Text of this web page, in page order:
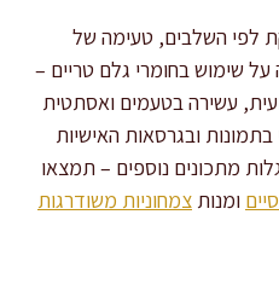
לפי השלבים, טעימה של
שימוש בחומרי גלם טריים –
עשירה בטעמים ואסתטית
ובגרסאות האישיות
מתכונים נוספים – תמצאו
ומנות צמחוניות משודרגות